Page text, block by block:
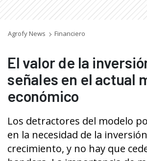
Agrofy News Financiero
El valor de la
señales en el actual
económico
Los detractores del modelo
en la necesidad de la
crecimiento, y no hay que